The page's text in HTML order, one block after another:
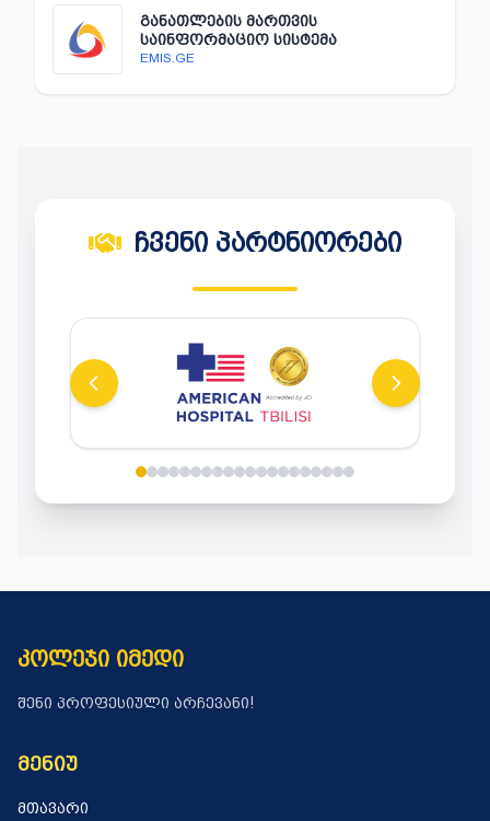
ᲒᲐᲜᲐᲗᲚᲔᲑᲘᲡ ᲛᲐᲠᲗᲕᲘᲡ
ᲡᲐᲘᲜᲤᲝᲠᲛᲐᲪᲘᲝ ᲡᲘᲡᲢᲔᲛᲐ
EMIS.GE
ᲩᲕᲔᲜᲘ ᲞᲐᲠᲢᲜᲘᲝᲠᲔᲑᲘ
ᲙᲝᲚᲔᲯᲘ ᲘᲛᲔᲓᲘ
ᲨᲔᲜᲘ ᲞᲠᲝᲤᲔᲡᲘᲣᲚᲘ ᲐᲠᲩᲔᲕᲐᲜᲘ!
ᲛᲔᲜᲘᲣ
ᲛᲗᲐᲕᲐᲠᲘ